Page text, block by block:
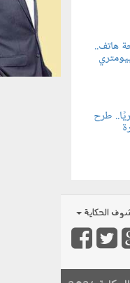
بشريحة هاتف..
جنيه شهريًا.. طرح
الحكاية